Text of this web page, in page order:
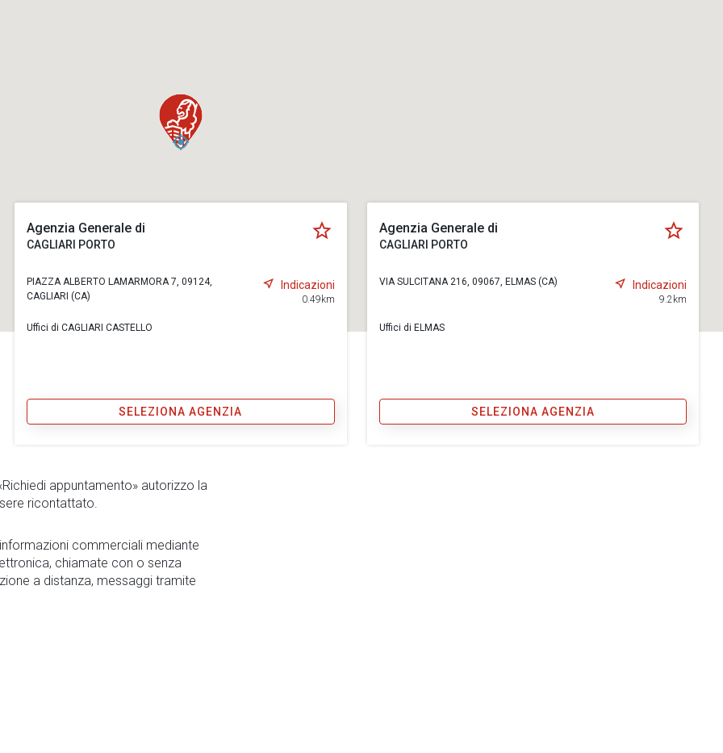
Agenzia Generale di
CAGLIARI PORTO
PIAZZA ALBERTO LAMARMORA 7, 09124,
CAGLIARI (CA)
Indicazioni
0.49km
Uffici di CAGLIARI CASTELLO
SELEZIONA AGENZIA
Agenzia Generale di
CAGLIARI PORTO
VIA SULCITANA 216, 09067, ELMAS (CA) Indicazioni
9.2km
Uffici di ELMAS
SELEZIONA AGENZIA
appuntamento» autorizzo la
ricontattato.
commerciali mediante
chiamate con o senza
a distanza, messaggi tramite